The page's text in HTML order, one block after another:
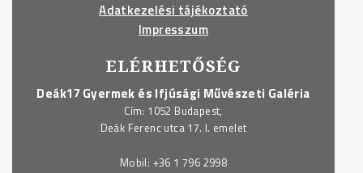
Adatkezelési tájékoztató
Impresszum
ELÉRHETŐSÉG
Deák17 Gyermek és Ifjúsági Művészeti Galéria
Cím: 1052 Budapest,
Deák Ferenc utca 17. I. emelet
Mobil: +36 1 796 2998